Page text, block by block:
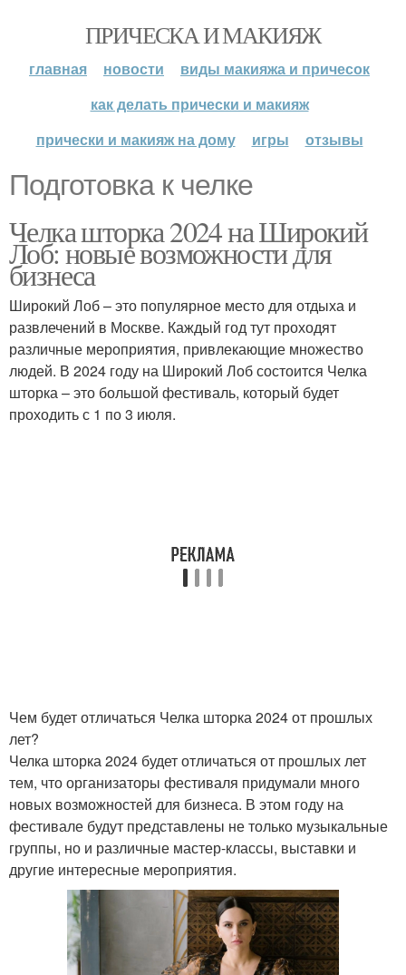
ПРИЧЕСКА И МАКИЯЖ
главная новости
виды макияжа и причесок
как делать прически и макияж
прически и макияж на дому
игры отзывы
Подготовка к челке
Челка шторка 2024 на Широкий
Лоб: новые возможности для
бизнеса
Широкий Лоб – это популярное место для отдыха и
развлечений в Москве. Каждый год тут проходят
различные мероприятия, привлекающие множество
людей. В 2024 году на Широкий Лоб состоится Челка
шторка – это большой фестиваль, который будет
проходить с 1 по 3 июля.
Чем будет отличаться Челка шторка 2024 от прошлых
лет?
Челка шторка 2024 будет отличаться от прошлых лет
тем, что организаторы фестиваля придумали много
новых возможностей для бизнеса. В этом году на
фестивале будут представлены не только музыкальные
группы, но и различные мастер-классы, выставки и
другие интересные мероприятия.